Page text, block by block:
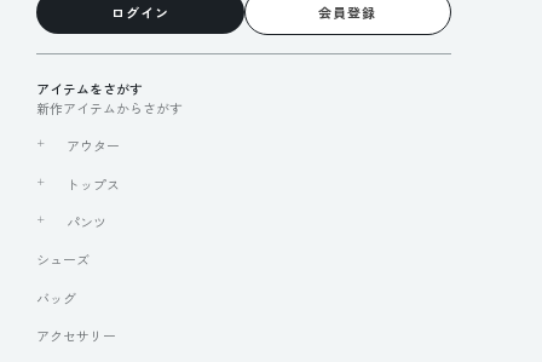
ログイン 会員登録
アイテムをさがす
新作アイテムからさがす
アウター
トップス
パンツ
シューズ
バッグ
アクセサリー